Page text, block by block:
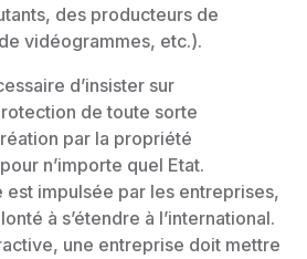
des producteurs de
vidéogrammes, etc.).
d’insister sur
de toute sorte
par la propriété
n’importe quel Etat.
est impulsée par les entreprises,
à s’étendre à l’international.
une entreprise doit mettre